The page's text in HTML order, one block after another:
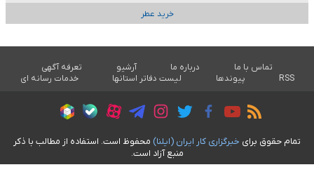
خرید عطر
تماس با ما درباره ما آرشیو
تعرفه آگهی
RSS
پیوندها لیست دفاتر استانها خدمات رسانه ای
تمام حقوق برای خبرگزاری کار ايران (ايلنا) محفوظ است. استفاده از مطالب با ذکر
منبع آزاد است.